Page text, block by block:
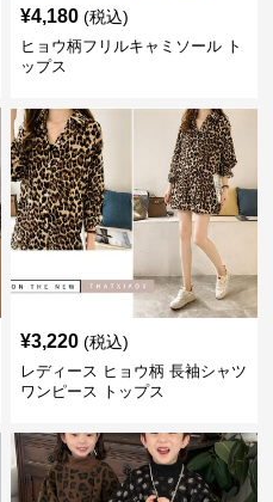
¥4,180 (税込)
ヒョウ柄フリルキャミソール ト
ップス
¥3,220 (税込)
レディース ヒョウ柄 長袖シャツ
ワンピース トップス